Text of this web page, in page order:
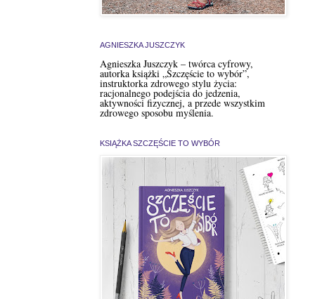
AGNIESZKA JUSZCZYK
Agnieszka Juszczyk – twórca cyfrowy,
autorka książki „Szczęście to wybór”,
instruktorka zdrowego stylu życia:
racjonalnego podejścia do jedzenia,
aktywności fizycznej, a przede wszystkim
zdrowego sposobu myślenia.
KSIĄŻKA SZCZĘŚCIE TO WYBÓR